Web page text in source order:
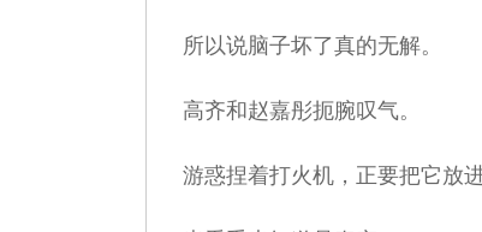
所以说脑子坏了真的无解。
高齐和赵嘉彤扼腕叹气。
游惑捏着打火机，正要把它放